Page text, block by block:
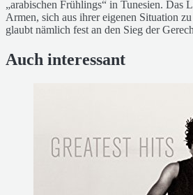
„arabischen Frühlings“ in Tunesien. Das
Armen, sich aus ihrer eigenen Situation
glaubt nämlich fest an den Sieg der
Auch interessant